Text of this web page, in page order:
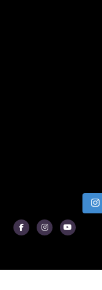
FacebookInstagram